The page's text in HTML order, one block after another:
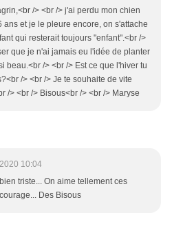
/> <br /> j'ai perdu mon chien
ans et je le pleure encore, on s'attache
qui resterait toujours "enfant".<br />
que je n'ai jamais eu l'idée de planter
beau.<br /> <br /> Est ce que l'hiver tu
/> <br /> Je te souhaite de vite
/> <br /> Bisous<br /> <br /> Maryse
10:04
triste... On aime tellement ces
Des Bisous